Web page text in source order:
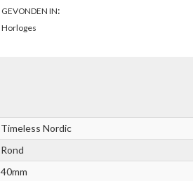
GEVONDEN IN:
Horloges
Timeless Nordic
Rond
40mm